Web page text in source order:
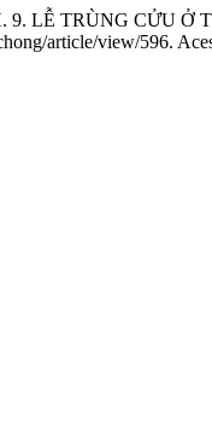
LỄ TRÙNG CỬU Ở
article/view/596.